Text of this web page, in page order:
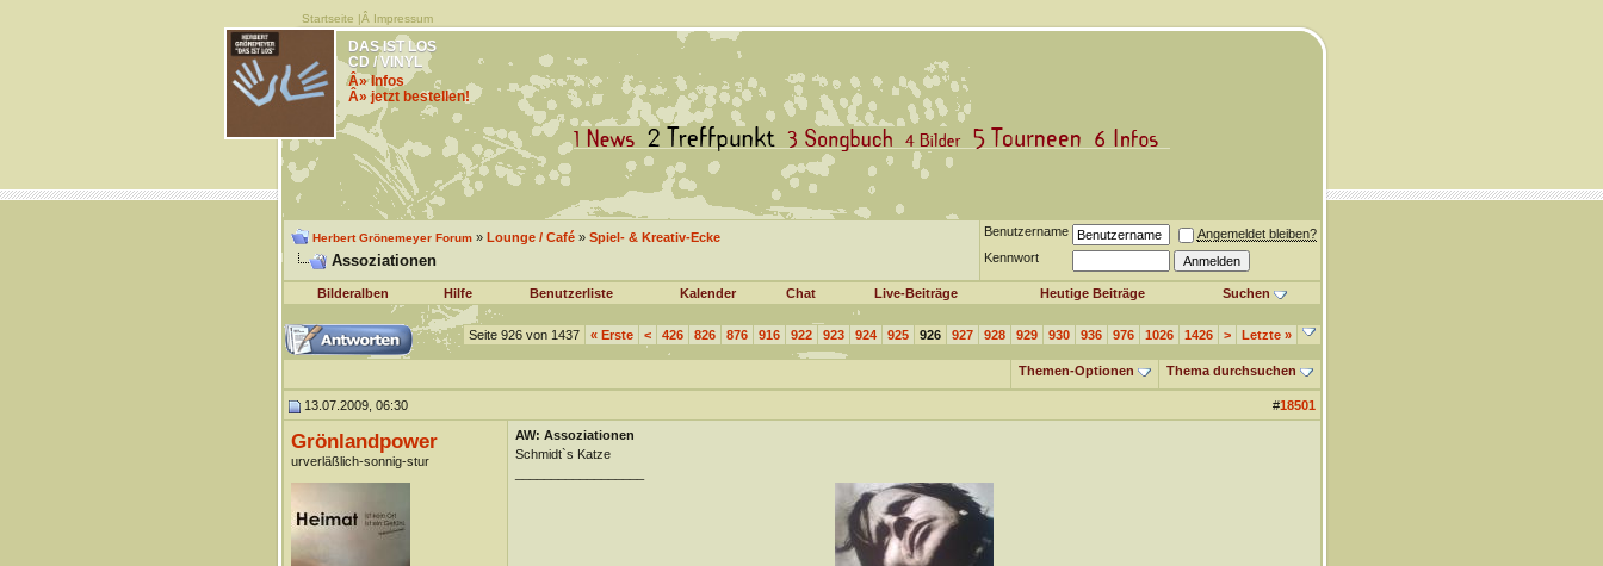
Startseite |Â Impressum
DAS IST LOS
CD / VINYL
Â» Infos
Â» jetzt bestellen!
Herbert Grönemeyer Forum» Lounge / Café» Spiel- & Kreativ-Ecke
Assoziationen
Benutzername
Angemeldet bleiben?
Kennwort
Bilderalben Hilfe Benutzerliste Kalender Chat Live-Beiträge Heutige Beiträge Suchen
Seite 926 von 1437 «Erste < 426 826 876 916 922 923 924 925 926 927 928 929 930 936 976 1026 1426 > Letzte »
Themen-Optionen Thema durchsuchen
13.07.2009, 06:30 #18501
Grönlandpower
urverläßlich-sonnig-stur
AW: Assoziationen
Schmidt`s Katze